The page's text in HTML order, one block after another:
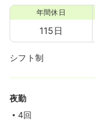
年間休日
115日
シフト制
夜勤
4回